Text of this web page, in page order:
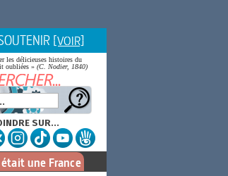
[VOIR]
les délicieuses histoires du
oubliées » (C. Nodier, 1840)
SUR...
une France